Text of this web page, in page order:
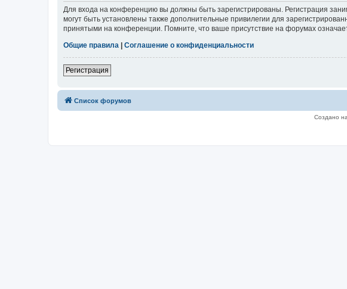
Для входа на конференцию вы должны быть зарегистрированы. Регистрация
могут быть установлены также дополнительные привилегии для
принятыми на конференции. Помните, что ваше присутствие на форумах
Общие правила
Соглашение о конфиденциальности
Регистрация
Список форумов
Создано